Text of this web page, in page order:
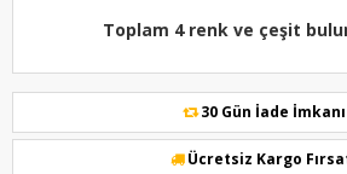
Toplam 4 renk ve çeşit
30 Gün İade İmkanı
Ücretsiz Kargo